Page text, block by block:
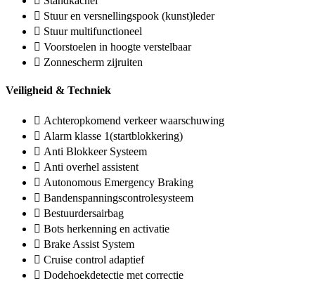
Stuur en versnellingspook (kunst)leder
Stuur multifunctioneel
Voorstoelen in hoogte verstelbaar
Zonnescherm zijruiten
Veiligheid & Techniek
Achteropkomend verkeer waarschuwing
Alarm klasse 1(startblokkering)
Anti Blokkeer Systeem
Anti overhel assistent
Autonomous Emergency Braking
Bandenspanningscontrolesysteem
Bestuurdersairbag
Bots herkenning en activatie
Brake Assist System
Cruise control adaptief
Dodehoekdetectie met correctie